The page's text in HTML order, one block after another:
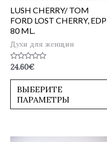
LUSH CHERRY/ TOM
FORD LOST CHERRY, EDP
80 ML.
Духи для женщин
Оценка
из
24.60€
ВЫБЕРИТЕ
ПАРАМЕТРЫ